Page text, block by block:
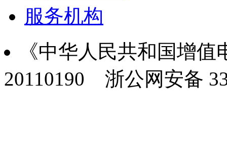
服务机构
《中华人民共和国增
20110190 浙公网安备